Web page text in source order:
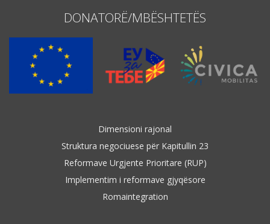
DONATORË/MBËSHTETËS
Dimensioni rajonal
Struktura negociuese për Kapitullin 23
Reformave Urgjente Prioritare (RUP)
Implementim i reformave gjyqësore
Romaintegration